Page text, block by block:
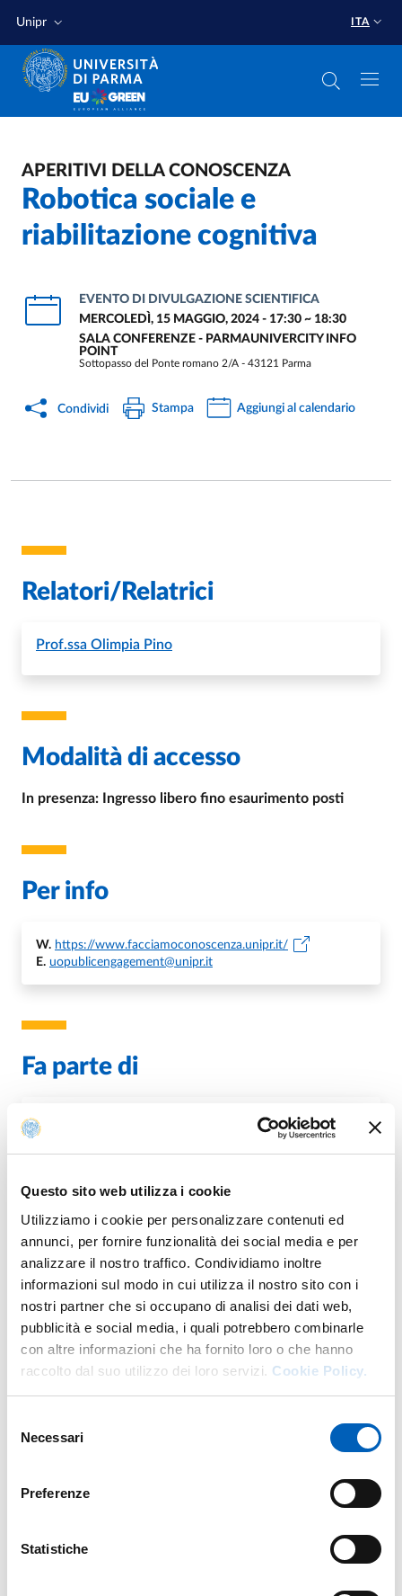
Questo sito web utilizza i cookie
Utilizziamo i cookie per personalizzare contenuti ed
annunci, per fornire funzionalità dei social media e per
analizzare il nostro traffico. Condividiamo inoltre
informazioni sul modo in cui utilizza il nostro sito con i
nostri partner che si occupano di analisi dei dati web,
pubblicità e social media, i quali potrebbero combinarle
con altre informazioni che ha fornito loro o che hanno
raccolto dal suo utilizzo dei loro servizi. Cookie Policy.
delNecessari
Preferenze
Statistiche
Unipr ITA
APERITIVI DELLA CONOSCENZA
Robotica sociale e
riabilitazione cognitiva
EVENTO DI DIVULGAZIONE SCIENTIFICA
MERCOLEDÌ, 15 MAGGIO, 2024 - 17:30 ~ 18:30
SALA CONFERENZE - PARMAUNIVERCITY INFO
POINT
Sottopasso del Ponte romano 2/A - 43121 Parma
Condividi Stampa Aggiungi al calendario
Relatori/Relatrici
Prof.ssa Olimpia Pino
Modalità di accesso
In presenza: Ingresso libero fino esaurimento posti
Per info
W. https://www.facciamoconoscenza.unipr.it/
E. uopublicengagement@unipr.it
Fa parte di
INGRESSO LIBERO FINO ESAURIMENTO POSTI
Mappa
+